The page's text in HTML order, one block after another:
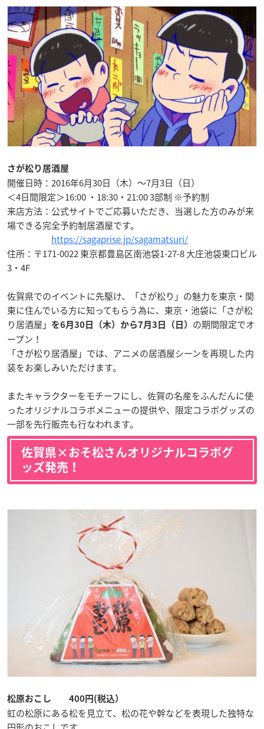
さが松り居酒屋
開催日時：2016年6月30日（木）～7月3日（日）
＜4日間限定＞16:00 ・18:30・21:00 3部制 ※予約制
来店方法：公式サイトでご応募いただき、当選した方のみが来
場できる完全予約制居酒屋です。
https://sagaprise.jp/sagamatsuri/
住所：〒171-0022 東京都豊島区南池袋1-27-8 大庄池袋東口ビル
3・4F
佐賀県でのイベントに先駆け、「さが松り」の魅力を東京・関
東に住んでいる方に知ってもらう為に、東京・池袋に「さが松
り居酒屋」
を6月30日（木）から7月3日（日） の期間限定でオ
ープン！
「さが松り居酒屋」では、アニメの居酒屋シーンを再現した内
装をお楽しみいただけます。
またキャラクターをモチーフにし、佐賀の名産をふんだんに使
ったオリジナルコラボメニューの提供や、限定コラボグッズの
一部を先行販売も行なわれます。
佐賀県×おそ松さんオリジナルコラボグ
ッズ発売！
松原おこし 400円(税込）
虹の松原にある松を見立て、松の花や幹などを表現した独特な